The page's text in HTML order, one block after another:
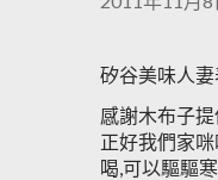
矽谷美味人妻
感謝木布子
正好我們家
喝,可以驅驅